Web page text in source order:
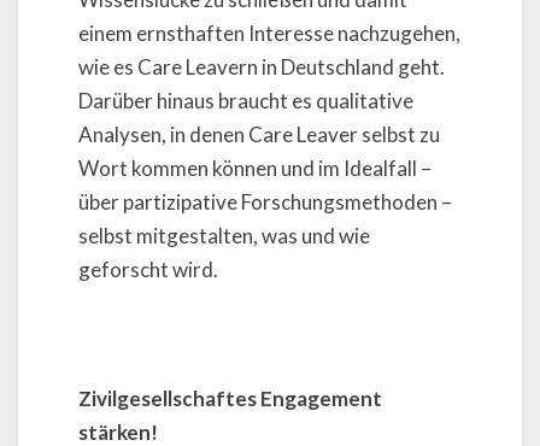
einem ernsthaften Interesse nachzugehen,
wie es Care Leavern in Deutschland geht.
Darüber hinaus braucht es qualitative
Analysen, in denen Care Leaver selbst zu
Wort kommen können und im Idealfall –
über partizipative Forschungsmethoden –
selbst mitgestalten, was und wie
geforscht wird.
Zivilgesellschaftes Engagement
stärken!